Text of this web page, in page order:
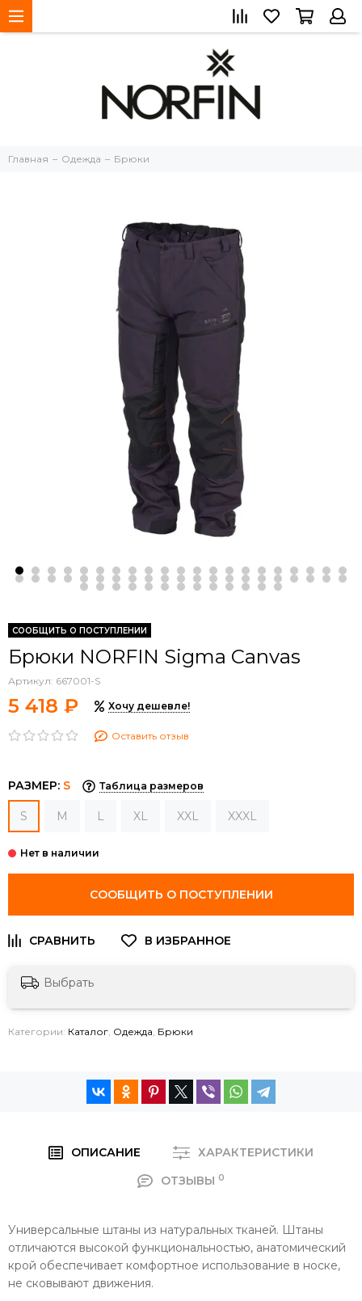
Главная Одежда Брюки
СООБЩИТЬ О ПОСТУПЛЕНИИ
Брюки NORFIN Sigma Canvas
Артикул: 667001-S
5 418 ₽ Хочу дешевле!
Оставить отзыв
РАЗМЕР: S Таблица размеров
S M L XL XXL XXXL
СООБЩИТЬ О ПОСТУПЛЕНИИ
Выбрать
Категории: Каталог, Одежда, Брюки
ОПИСАНИЕ
ХАРАКТЕРИСТИКИ
ОТЗЫВЫ 0
Универсальные штаны из натуральных тканей. Штаны
отличаются высокой функциональностью, анатомический
крой обеспечивает комфортное использование в носке,
не сковывают движения.